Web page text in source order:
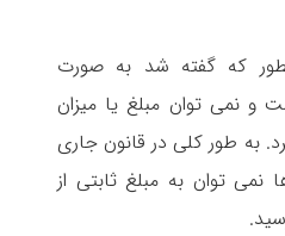
که گفته شد به صورت
نمی توان مبلغ یا میزان
به طور کلی در قانون جاری
نمی توان به مبلغ ثابتی از